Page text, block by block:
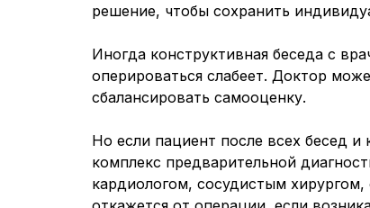
решение, чтобы сохранить
Иногда конструктивная беседа с
оперироваться слабеет. Доктор
сбалансировать самооценку.
Но если пациент после всех бесед и
комплекс предварительной
кардиологом, сосудистым хирургом,